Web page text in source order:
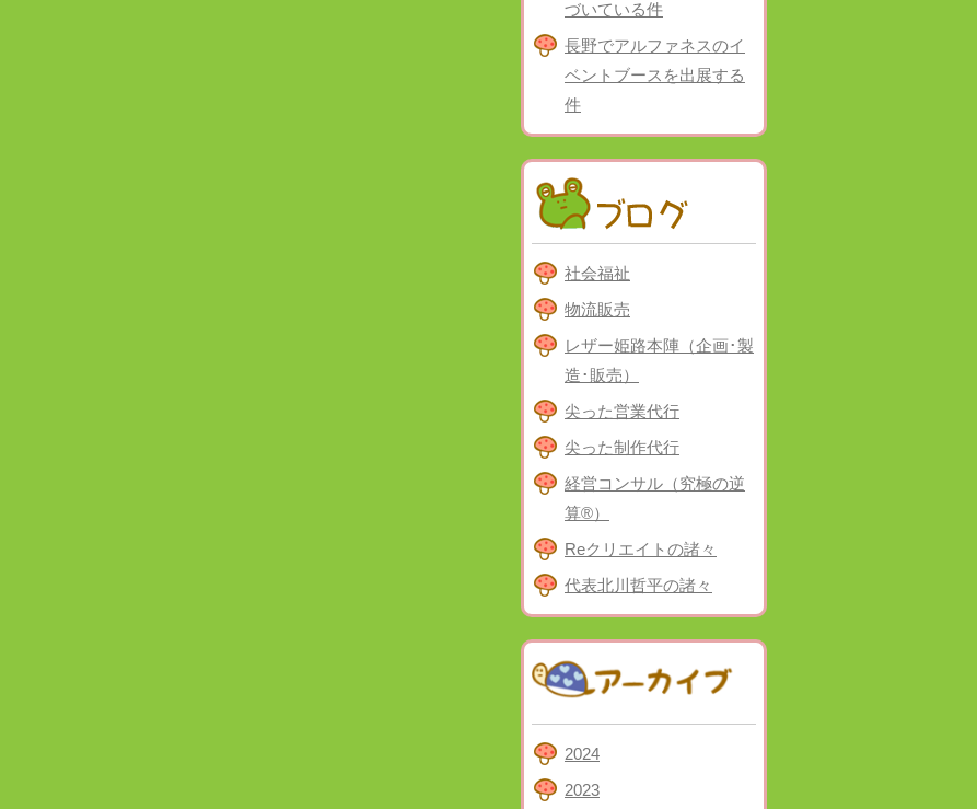
づいている件
長野でアルファネスのイ
ベントブースを出展する
件
社会福祉
物流販売
レザー姫路本陣（企画･製
造･販売）
尖った営業代行
尖った制作代行
経営コンサル（究極の逆
算®）
Reクリエイトの諸々
代表北川哲平の諸々
2024
2023